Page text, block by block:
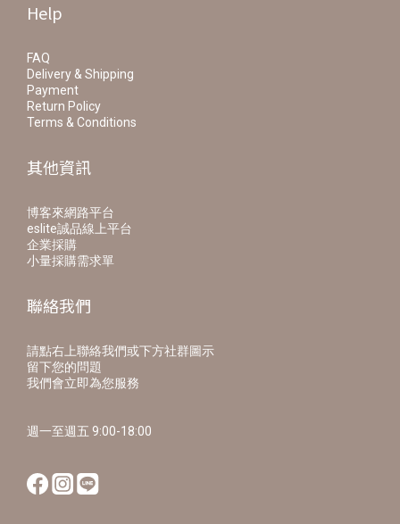
Help
FAQ
Delivery & Shipping
Payment
Return Policy
Terms & Conditions
其他資訊
博客來網路平台
eslite誠品線上平台
企業採購
小量採購需求單
聯絡我們
請點右上聯絡我們或下方社群圖示
留下您的問題
我們會立即為您服務
週一至週五 9:00-18:00